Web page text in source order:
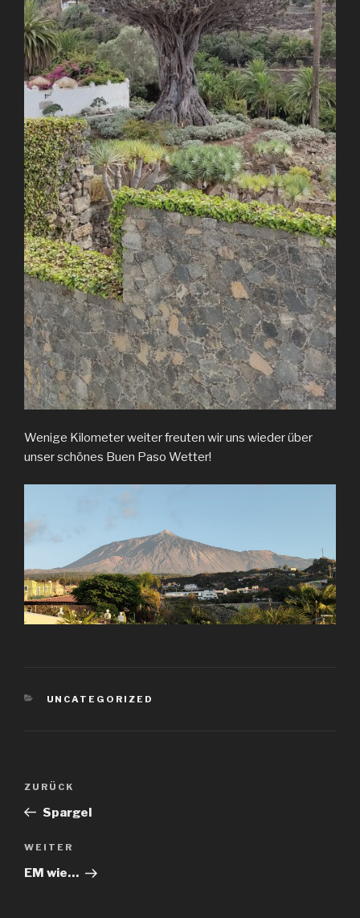
Wenige Kilometer weiter freuten wir uns wieder über
unser schönes Buen Paso Wetter!
KATEGORIEN
UNCATEGORIZED
Beitragsnavigation
Vorheriger
Beitrag
ZURÜCK
Spargel
Nächster
Beitrag
WEITER
EM wie…